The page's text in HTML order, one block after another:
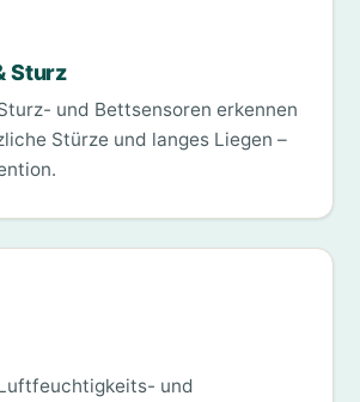
Sturz
und Bettsensoren erkennen
Stürze und langes Liegen –
und